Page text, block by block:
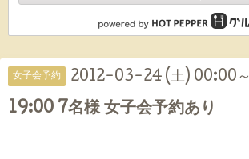
女子会予約 2012-03-24 (土) 00:00～
19:00 7名様 女子会予約あり